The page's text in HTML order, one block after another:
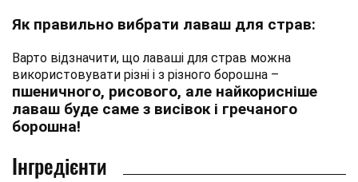
Як правильно вибрати лаваш для страв:
Варто відзначити, що лаваші для страв можна
використовувати різні і з різного борошна –
пшеничного, рисового, але найкорисніше
лаваш буде саме з висівок і гречаного
борошна!
Інгредієнти